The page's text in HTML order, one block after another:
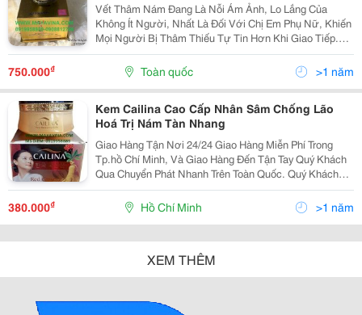
Vết Thâm Nám Đang Là Nỗi Ám Ảnh, Lo Lắng Của
Không Ít Người, Nhất Là Đối Với Chị Em Phụ Nữ, Khiến
Mọi Người Bị Thâm Thiếu Tự Tin Hơn Khi Giao Tiếp.
Các Vết Nám Thâm Chủ Yếu Là Do Mụn Cá Để Lại, Mụn
Cá Khiến Da Bị Tổn Thương Và Gây Khó Chịu... Da Mặt
750.000₫ Toàn quốc >1 năm
Kem Cailina Cao Cấp Nhân Sâm Chống Lão
Hoá Trị Nám Tàn Nhang
Giao Hàng Tận Nơi 24/24 Giao Hàng Miễn Phí Trong
Tp.hồ Chí Minh, Và Giao Hàng Đến Tận Tay Quý Khách
Qua Chuyển Phát Nhanh Trên Toàn Quốc. Quý Khách
Vui Lòng Liên Hệ Để Được Tư Vấn Và Báo Giá Tốt
380.000₫ Hồ Chí Minh >1 năm
XEM THÊM